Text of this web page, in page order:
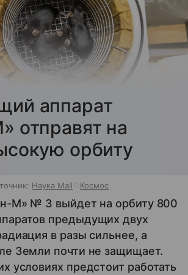
аппарат
отправят на
орбиту
Наука Mail Космос
М» № 3 выйдет на орбиту 800
предыдущих двух
в разы сильнее, а
Земли почти не защищает.
условиях предстоит работать